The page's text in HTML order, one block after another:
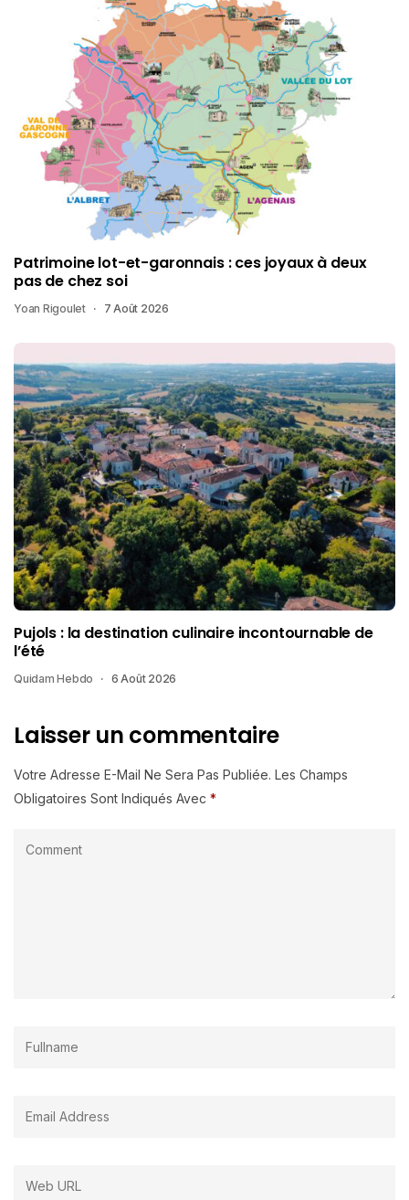
Patrimoine lot-et-garonnais : ces joyaux à deux
pas de chez soi
Yoan Rigoulet 7 Août 2026
Pujols : la destination culinaire incontournable de
l’été
Quidam Hebdo 6 Août 2026
Laisser un commentaire
Votre Adresse E-Mail Ne Sera Pas Publiée. Les Champs
Obligatoires Sont Indiqués Avec *